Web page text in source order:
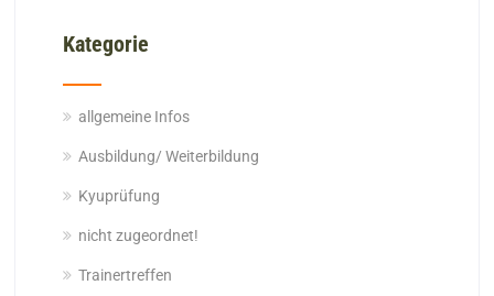
Kategorie
allgemeine Infos
Ausbildung/ Weiterbildung
Kyuprüfung
nicht zugeordnet!
Trainertreffen